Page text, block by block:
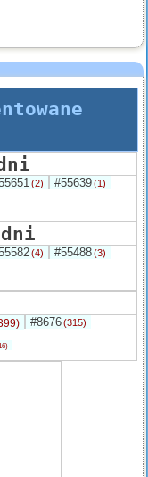
(2) #55639(1)
(4) #55488(3)
#8676(315)